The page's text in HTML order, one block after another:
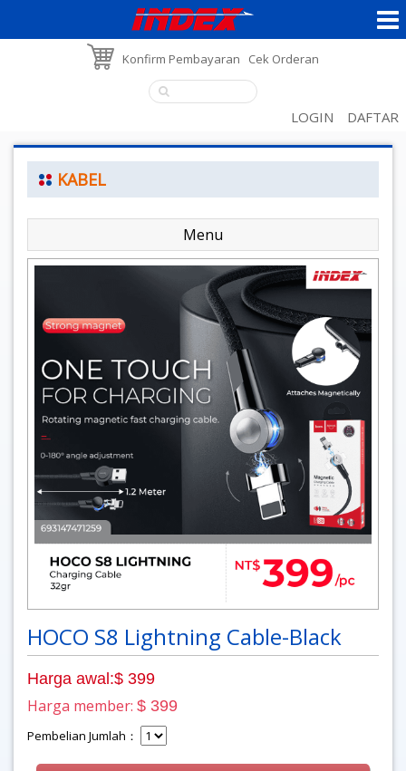
Konfirm Pembayaran Cek Orderan
LOGIN DAFTAR
KABEL
Menu
HOCO S8 Lightning Cable-Black
Harga awal:$ 399
Harga member: $ 399
Pembelian Jumlah：